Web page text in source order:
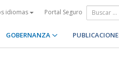
idiomas Portal Seguro
GOBERNANZA